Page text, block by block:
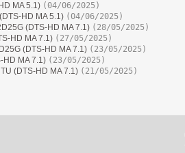
MA 5.1) (04/06/2025)
HD MA 5.1) (04/06/2025)
(DTS-HD MA 7.1) (28/05/2025)
HD MA 7.1) (27/05/2025)
(DTS-HD MA 7.1) (23/05/2025)
HD MA 7.1) (23/05/2025)
(DTS-HD MA 7.1) (21/05/2025)